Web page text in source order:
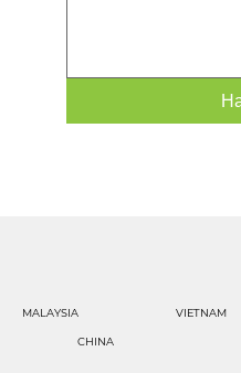
MALAYSIA VIETNAM
CHINA